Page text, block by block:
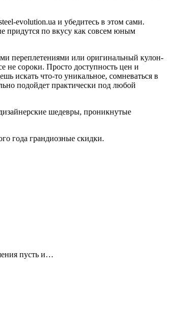
evolution.ua и убедитесь в этом сами.
придутся по вкусу как совсем юным
переплетениями или оригинальный кулон-
не сороки. Просто доступность цен и
искать что-то уникальное, сомневаться в
подойдет практически под любой
шедевры, проникнутые
года грандиозные скидки.
пусть и…